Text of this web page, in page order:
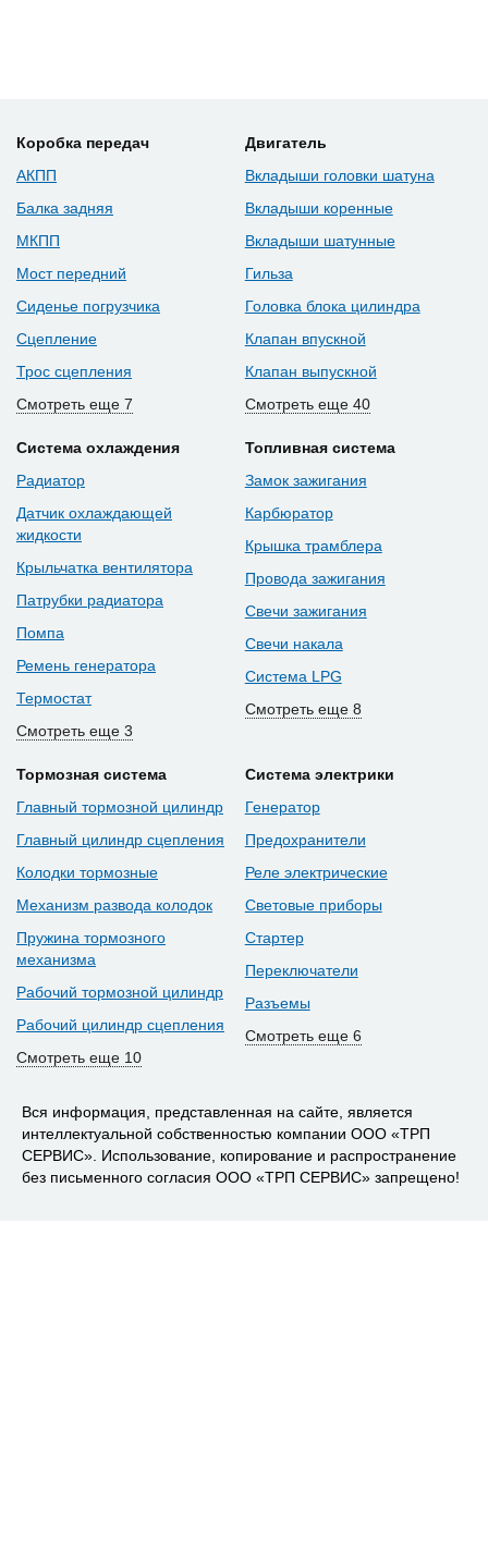
Коробка передач
АКПП
Балка задняя
МКПП
Мост передний
Сиденье погрузчика
Сцепление
Трос сцепления
Смотреть еще 7
Двигатель
Вкладыши головки шатуна
Вкладыши коренные
Вкладыши шатунные
Гильза
Головка блока цилиндра
Клапан впускной
Клапан выпускной
Смотреть еще 40
Система охлаждения
Радиатор
Датчик охлаждающей
жидкости
Крыльчатка вентилятора
Патрубки радиатора
Помпа
Ремень генератора
Термостат
Смотреть еще 3
Топливная система
Замок зажигания
Карбюратор
Крышка трамблера
Провода зажигания
Свечи зажигания
Свечи накала
Система LPG
Смотреть еще 8
Тормозная система
Главный тормозной цилиндр
Главный цилиндр сцепления
Колодки тормозные
Механизм развода колодок
Пружина тормозного
механизма
Рабочий тормозной цилиндр
Рабочий цилиндр сцепления
Смотреть еще 10
Система электрики
Генератор
Предохранители
Реле электрические
Световые приборы
Стартер
Переключатели
Разъемы
Смотреть еще 6
Вся информация, представленная на сайте, является
интеллектуальной собственностью компании ООО «ТРП
СЕРВИС». Использование, копирование и распространение
без письменного согласия ООО «ТРП СЕРВИС» запрещено!